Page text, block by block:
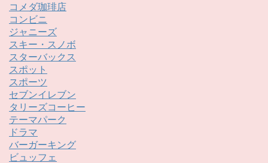
コメダ珈琲店
コンビニ
ジャニーズ
スキー・スノボ
スターバックス
スポット
スポーツ
セブンイレブン
タリーズコーヒー
テーマパーク
ドラマ
バーガーキング
ビュッフェ